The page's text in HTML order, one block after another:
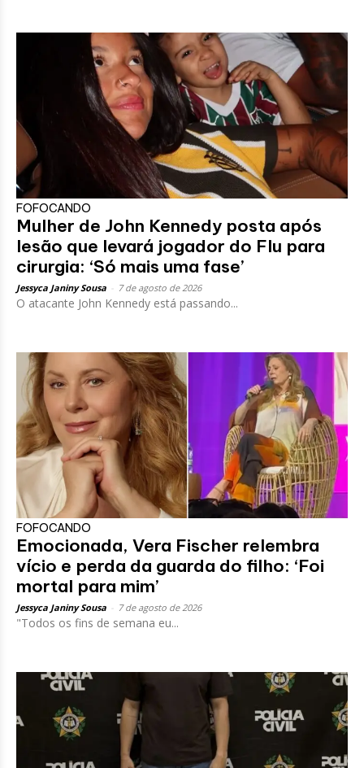
FOFOCANDO
Mulher de John Kennedy posta após
lesão que levará jogador do Flu para
cirurgia: ‘Só mais uma fase’
Jessyca Janiny Sousa 7 de agosto de 2026
O atacante John Kennedy está passando...
FOFOCANDO
Emocionada, Vera Fischer relembra
vício e perda da guarda do filho: ‘Foi
mortal para mim’
Jessyca Janiny Sousa 7 de agosto de 2026
"Todos os fins de semana eu...